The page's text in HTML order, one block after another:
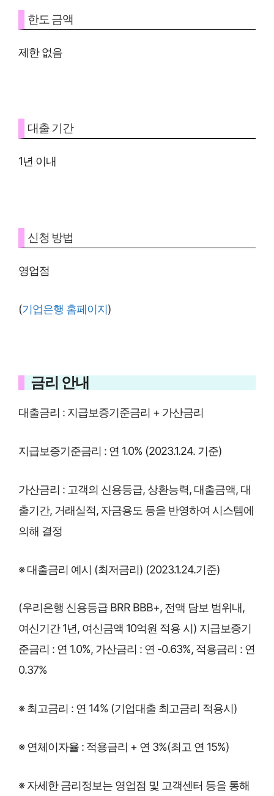
한도 금액
제한 없음
대출 기간
1년 이내
신청 방법
영업점
(기업은행 홈페이지)
금리 안내
대출금리 : 지급보증기준금리 + 가산금리
지급보증기준금리 : 연 1.0% (2023.1.24. 기준)
가산금리 : 고객의 신용등급, 상환능력, 대출금액, 대
출기간, 거래실적, 자금용도 등을 반영하여 시스템에
의해 결정
※ 대출금리 예시 (최저금리) (2023.1.24.기준)
(우리은행 신용등급 BRR BBB+, 전액 담보 범위내,
여신기간 1년, 여신금액 10억원 적용 시) 지급보증기
준금리 : 연 1.0%, 가산금리 : 연 -0.63%, 적용금리 : 연
0.37%
※ 최고금리 : 연 14% (기업대출 최고금리 적용시)
※ 연체이자율 : 적용금리 + 연 3%(최고 연 15%)
※ 자세한 금리정보는 영업점 및 고객센터 등을 통해